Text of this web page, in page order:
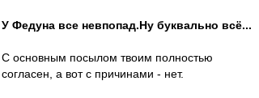
У Федуна все невпопад.Ну буквально всё...
С основным посылом твоим полностью
согласен, а вот с причинами - нет.